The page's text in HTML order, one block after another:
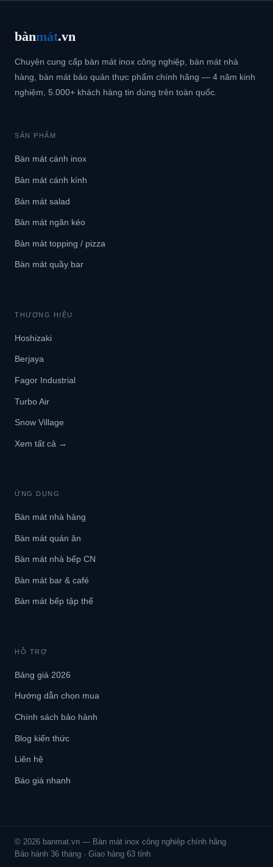
bànmát.vn
Chuyên cung cấp bàn mát inox công nghiệp, bàn mát nhà
hàng, bàn mát bảo quản thực phẩm chính hãng — 4 năm kinh
nghiệm, 5.000+ khách hàng tin dùng trên toàn quốc.
SẢN PHẨM
Bàn mát cánh inox
Bàn mát cánh kính
Bàn mát salad
Bàn mát ngăn kéo
Bàn mát topping / pizza
Bàn mát quầy bar
THƯƠNG HIỆU
Hoshizaki
Berjaya
Fagor Industrial
Turbo Air
Snow Village
Xem tất cả →
ỨNG DỤNG
Bàn mát nhà hàng
Bàn mát quán ăn
Bàn mát nhà bếp CN
Bàn mát bar & café
Bàn mát bếp tập thể
HỖ TRỢ
Bảng giá 2026
Hướng dẫn chọn mua
Chính sách bảo hành
Blog kiến thức
Liên hệ
Báo giá nhanh
© 2026 banmat.vn — Bàn mát inox công nghiệp chính hãng
Bảo hành 36 tháng · Giao hàng 63 tỉnh